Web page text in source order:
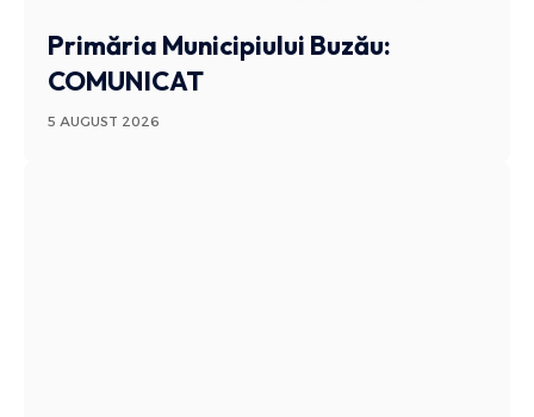
Primăria Municipiului Buzău:
COMUNICAT
5 AUGUST 2026